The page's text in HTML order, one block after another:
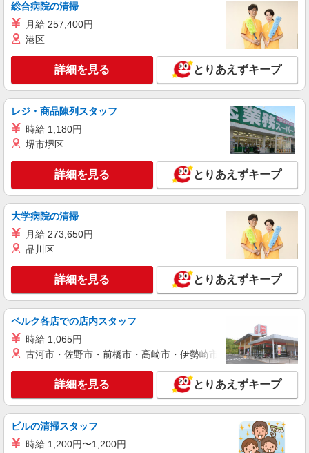
■上板橋二丁目小規模保育園（小規模保育園）
東京都板橋区上板橋２丁目４８－１
キープ 詳細を見る
アルバイト パート
株式会社アスカ 東京支店（jb631653）
小規模保育園の保育士
時給 1,300円 〜 1,400円 ※給与幅は経験・能
力により考慮 賞与あり 交通費あり／規定内支給
経験加算あり ご相談ください！
■メディコール小規模保育園富士見台 （小規模
保育園） 東京都板橋区前野町181富士見台児童館1
階
キープ 詳細を見る
派遣社員
株式会社アスカ 東京支店（jb649641）
小規模保育園の保育士
時給 1,600円 〜 1,650円 ※給与幅は経験・能
力により考慮 交通費あり／交通費全額支給 ※交通
■ぬくもりのおうち保育 高島平園（小規模保
育園） 東京都板橋区高島平８丁目７－１３第2ロ
キープ 詳細を見る
株式会社アスカ 東京支店（jb650355）
企業内保育園・企業主導型の保育士
時給 1,700円 〜 1,800円 ※給与幅は経験・能
総合病院の清掃
月給 257,400円
港区
詳細を見る とりあえずキープ
レジ・商品陳列スタッフ
時給 1,180円
堺市堺区
詳細を見る とりあえずキープ
大学病院の清掃
月給 273,650円
品川区
詳細を見る とりあえずキープ
ベルク各店での店内スタッフ
時給 1,065円
古河市・佐野市・前橋市・高崎市・伊勢崎市・太田市・館林市
詳細を見る とりあえずキープ
ビルの清掃スタッフ
時給 1,200円〜1,200円